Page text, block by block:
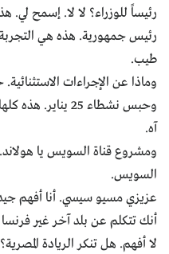
رئيساً للوزراء؟ لا لا. إسمح
رئيس جمهورية. هذه هي التجربة
طيب.
وماذا عن الإجراءات
وحبس نشطاء 25 يناير. هذه كلها أمور ضرورية للتخلص من الإرهاب.
آه.
ومشروع قناة السويس يا
السويس.
عزيزي مسيو سيسي. أنا أفهم
أنك تتكلم عن بلد آخر غير
لا أفهم. هل تنكر الريادة المصرية؟